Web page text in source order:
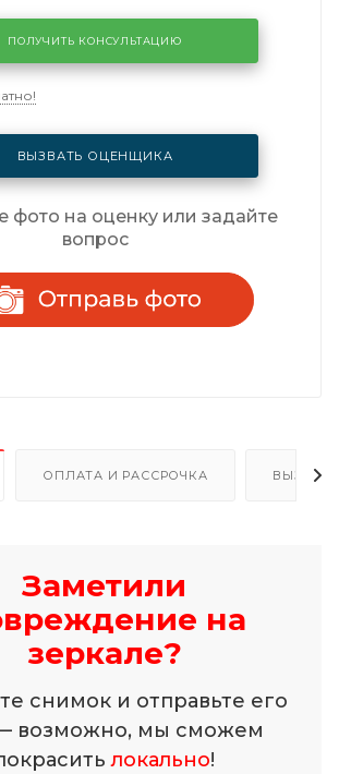
ПОЛУЧИТЬ КОНСУЛЬТАЦИЮ
ВЫЗВАТЬ ОЦЕНЩИКА
фото на оценку или задайте
вопрос
ОПЛАТА И РАССРОЧКА ВЫЗОВ
Заметили
на
зеркале?
снимок и отправьте его
возможно, мы сможем
локально!